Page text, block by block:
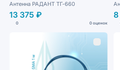
Антенна РАДАНТ ТГ-660
13 375 ₽
0 0 оценок